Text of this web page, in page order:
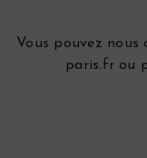
Vous pouvez
paris.fr ou